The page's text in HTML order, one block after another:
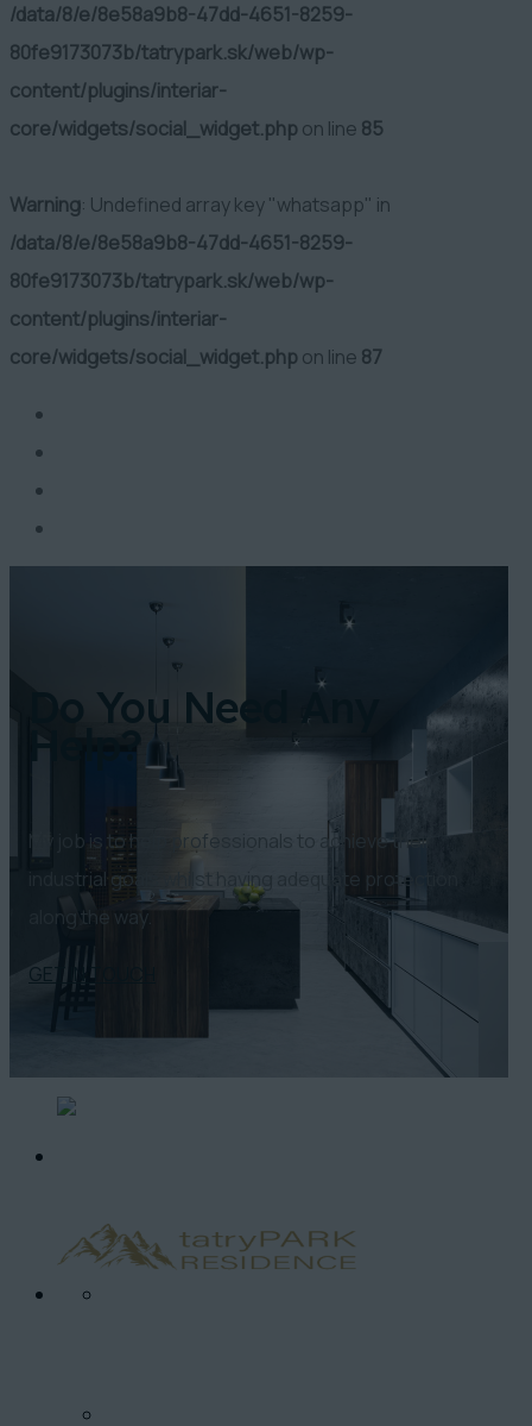
/data/8/e/8e58a9b8-47dd-4651-8259-
80fe9173073b/tatrypark.sk/web/wp-
content/plugins/interiar-
core/widgets/social_widget.php on line 85
Warning: Undefined array key "whatsapp" in
/data/8/e/8e58a9b8-47dd-4651-8259-
80fe9173073b/tatrypark.sk/web/wp-
content/plugins/interiar-
core/widgets/social_widget.php on line 87
Do You Need Any
Help?
My job is to help professionals to achieve their
industrial goals whilst having adequate protection
along the way.
GET IN TOUCH